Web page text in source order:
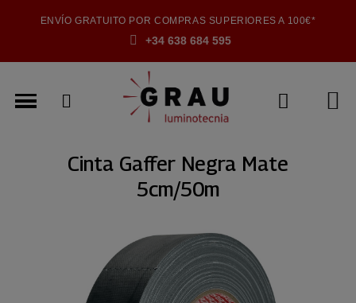
ENVÍO GRATUITO POR COMPRAS SUPERIORES A 100€*
+34 638 684 595
Cinta Gaffer Negra Mate
5cm/50m